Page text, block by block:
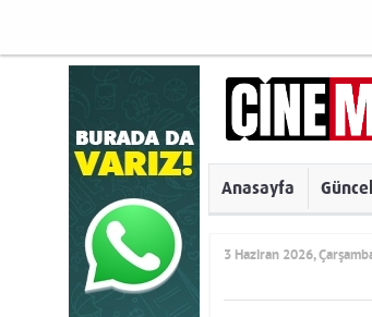
Anasayfa Güncel
3 Haziran 2026,